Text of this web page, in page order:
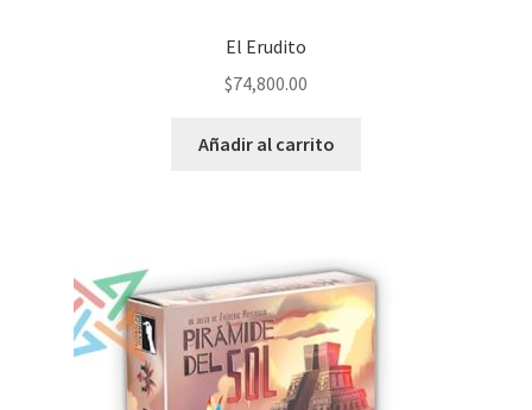
El Erudito
$74,800.00
Añadir al carrito